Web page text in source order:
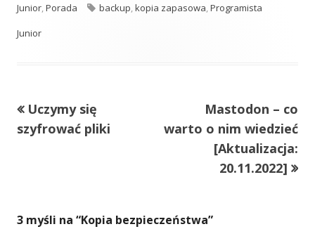
Junior,Porada Tagi
backup,kopia zapasowa,Programista
Junior
Nawigacja
wpisu
Poprzedni
artykół
Uczymy się
szyfrować pliki
Następny
artykół:
Mastodon – co
warto o nim wiedzieć
[Aktualizacja:
20.11.2022]
3 myśli na “Kopia bezpieczeństwa”